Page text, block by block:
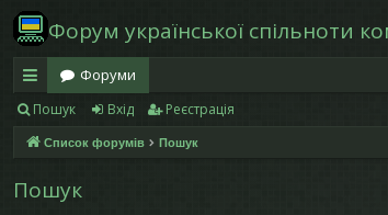
Форум української спільноти
в
и
дк
Форуми
Пошук Вхід Реєстрація
Список форумів Пошук
Пошук